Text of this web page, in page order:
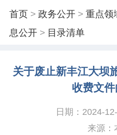
首页 >政务公开 >重点领
息公开 > 目录清单
关于废止新丰江大坝
收费文
日期：2024-
来源：